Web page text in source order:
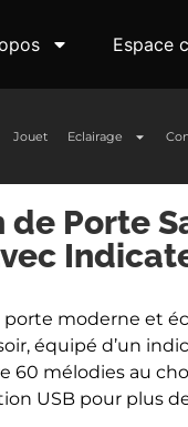
Espace
Jouet Eclairage
Porte
porte moderne et
équipé d’un
60 mélodies au
USB pour plus